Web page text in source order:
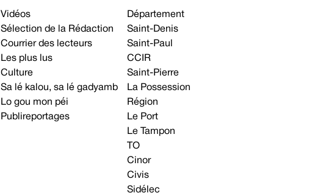
Vidéos
Sélection de la Rédaction
Courrier des lecteurs
Les plus lus
Culture
Sa lé kalou, sa lé gadyamb
Lo gou mon péi
Publireportages
Département
Saint-Denis
Saint-Paul
CCIR
Saint-Pierre
La Possession
Région
Le Port
Le Tampon
TO
Cinor
Civis
Sidélec